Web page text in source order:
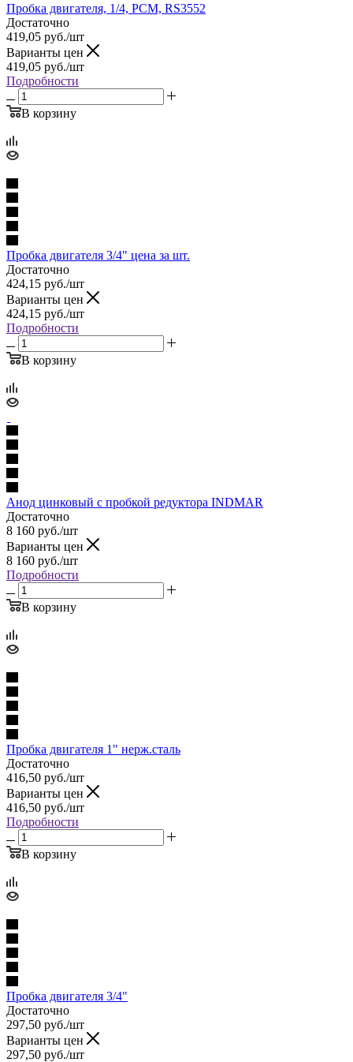
Пробка двигателя, 1/4, PCM, RS3552
Достаточно
419,05 руб./шт
Варианты цен
419,05 руб./шт
Подробности
В корзину
Пробка двигателя 3/4" цена за шт.
Достаточно
424,15 руб./шт
Варианты цен
424,15 руб./шт
Подробности
В корзину
Анод цинковый с пробкой редуктора INDMAR
Достаточно
8 160 руб./шт
Варианты цен
8 160 руб./шт
Подробности
В корзину
Пробка двигателя 1" нерж.сталь
Достаточно
416,50 руб./шт
Варианты цен
416,50 руб./шт
Подробности
В корзину
Пробка двигателя 3/4"
Достаточно
297,50 руб./шт
Варианты цен
297,50 руб./шт